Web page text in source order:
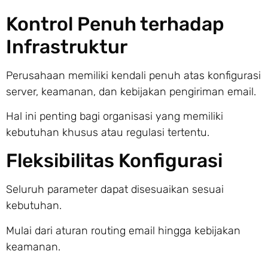
Kontrol Penuh terhadap
Infrastruktur
Perusahaan memiliki kendali penuh atas konfigurasi
server, keamanan, dan kebijakan pengiriman email.
Hal ini penting bagi organisasi yang memiliki
kebutuhan khusus atau regulasi tertentu.
Fleksibilitas Konfigurasi
Seluruh parameter dapat disesuaikan sesuai
kebutuhan.
Mulai dari aturan routing email hingga kebijakan
keamanan.